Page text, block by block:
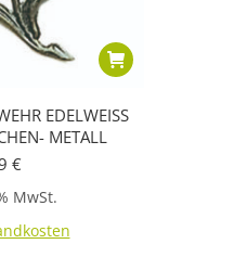
EDELWEISS
METALL
€
MwSt.